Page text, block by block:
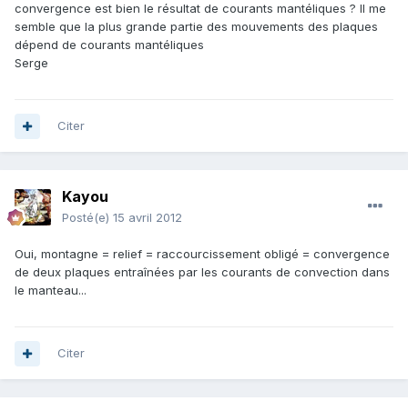
convergence est bien le résultat de courants mantéliques ? Il me
semble que la plus grande partie des mouvements des plaques
dépend de courants mantéliques
Serge
Citer
Kayou
Posté(e) 15 avril 2012
Oui, montagne = relief = raccourcissement obligé = convergence
de deux plaques entraînées par les courants de convection dans
le manteau...
Citer